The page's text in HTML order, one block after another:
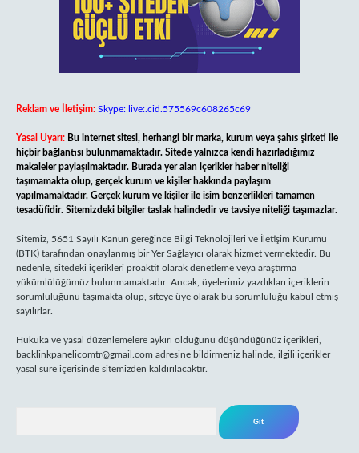
Reklam ve İletişim: Skype: live:.cid.575569c608265c69
Yasal Uyarı: Bu internet sitesi, herhangi bir marka, kurum veya şahıs şirketi ile
hiçbir bağlantısı bulunmamaktadır. Sitede yalnızca kendi hazırladığımız
makaleler paylaşılmaktadır. Burada yer alan içerikler haber niteliği
taşımamakta olup, gerçek kurum ve kişiler hakkında paylaşım
yapılmamaktadır. Gerçek kurum ve kişiler ile isim benzerlikleri tamamen
tesadüfidir. Sitemizdeki bilgiler taslak halindedir ve tavsiye niteliği taşımazlar.
Sitemiz, 5651 Sayılı Kanun gereğince Bilgi Teknolojileri ve İletişim Kurumu
(BTK) tarafından onaylanmış bir Yer Sağlayıcı olarak hizmet vermektedir. Bu
nedenle, sitedeki içerikleri proaktif olarak denetleme veya araştırma
yükümlülüğümüz bulunmamaktadır. Ancak, üyelerimiz yazdıkları içeriklerin
sorumluluğunu taşımakta olup, siteye üye olarak bu sorumluluğu kabul etmiş
sayılırlar.
Hukuka ve yasal düzenlemelere aykırı olduğunu düşündüğünüz içerikleri,
backlinkpanelicomtr@gmail.com adresine bildirmeniz halinde, ilgili içerikler
yasal süre içerisinde sitemizden kaldırılacaktır.